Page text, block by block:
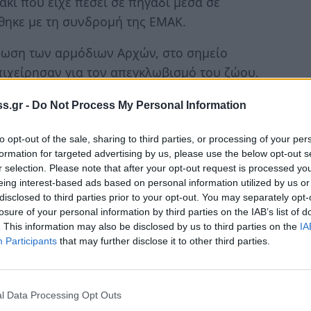
- Do Not Process My Personal Information
opt-out of the sale, sharing to third parties, or processing of your
for targeted advertising by us, please use the below opt-out
selection. Please note that after your opt-out request is processed
interest-based ads based on personal information utilized by us
to third parties prior to your opt-out. You may separately
of your personal information by third parties on the IAB’s list of
This information may also be disclosed by us to third parties on the
Participants that may further disclose it to other third parties.
Data Processing Opt Outs
με τη συνδρομή της ΕΜΑΚ.
των αρμόδιων Αρχών, στο σημείο
για τον απεγκλωβισμό του ζώου.
ΕΜΑΚ, οι οποίοι κατάφεραν να
από φιλοζωική οργάνωση, η οποία είχε
γατάκι θα υποβληθεί στις απαραίτητες